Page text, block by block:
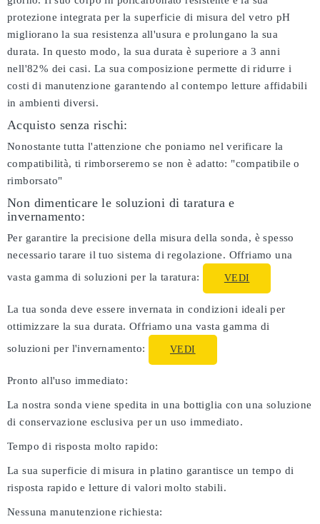
protezione integrata per la superficie di misura del vetro pH
migliorano la sua resistenza all'usura e prolungano la sua
durata. In questo modo, la sua durata è superiore a 3 anni
nell'82% dei casi. La sua composizione permette di ridurre i
costi di manutenzione garantendo al contempo letture affidabili
in ambienti diversi.
Acquisto senza rischi:
Nonostante tutta l'attenzione che poniamo nel verificare la
compatibilità, ti rimborseremo se non è adatto: "compatibile o
rimborsato"
Non dimenticare le soluzioni di taratura e
invernamento:
Per garantire la precisione della misura della sonda, è spesso
necessario tarare il tuo sistema di regolazione. Offriamo una
vasta gamma di soluzioni per la taratura:
VEDI
La tua sonda deve essere invernata in condizioni ideali per
ottimizzare la sua durata. Offriamo una vasta gamma di
soluzioni per l'invernamento:
VEDI
Pronto all'uso immediato:
La nostra sonda viene spedita in una bottiglia con una soluzione
di conservazione esclusiva per un uso immediato.
Tempo di risposta molto rapido:
La sua superficie di misura in platino garantisce un tempo di
risposta rapido e letture di valori molto stabili.
Nessuna manutenzione richiesta: